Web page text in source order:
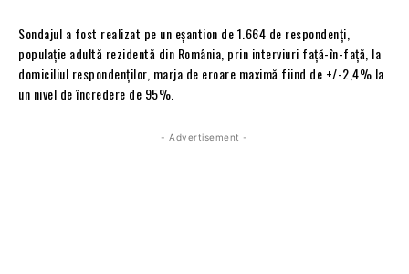
Sondajul a fost realizat pe un eșantion de 1.664 de respondenți,
populație adultă rezidentă din România, prin interviuri față-în-față, la
domiciliul respondenților, marja de eroare maximă fiind de +/-2,4% la
un nivel de încredere de 95%.
- Advertisement -